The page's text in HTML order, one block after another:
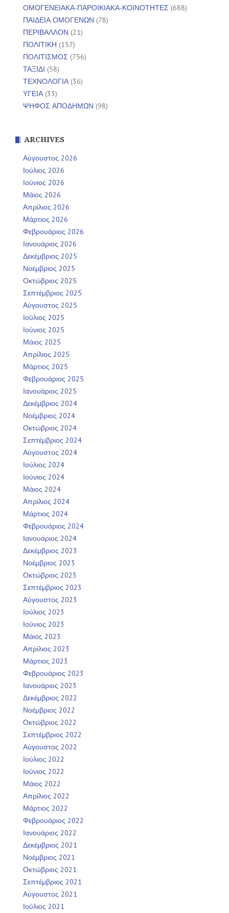
ΟΜΟΓΕΝΕΙΑΚΑ-ΠΑΡΟΙΚΙΑΚΑ-ΚΟΙΝΟΤΗΤΕΣ (688)
ΠΑΙΔΕΙΑ ΟΜΟΓΕΝΩΝ (78)
ΠΕΡΙΒΑΛΛΟΝ (21)
ΠΟΛΙΤΙΚΗ (157)
ΠΟΛΙΤΙΣΜΟΣ (756)
ΤΑΞΙΔΙ (58)
ΤΕΧΝΟΛΟΓΙΑ(36)
ΥΓΕΙΑ(33)
ΨΗΦΟΣ ΑΠΟΔΗΜΩΝ (98)
ARCHIVES
Αύγουστος 2026
Ιούλιος 2026
Ιούνιος 2026
Μάιος 2026
Απρίλιος 2026
Μάρτιος 2026
Φεβρουάριος 2026
Ιανουάριος 2026
Δεκέμβριος 2025
Νοέμβριος 2025
Οκτώβριος 2025
Σεπτέμβριος 2025
Αύγουστος 2025
Ιούλιος 2025
Ιούνιος 2025
Μάιος 2025
Απρίλιος 2025
Μάρτιος 2025
Φεβρουάριος 2025
Ιανουάριος 2025
Δεκέμβριος 2024
Νοέμβριος 2024
Οκτώβριος 2024
Σεπτέμβριος 2024
Αύγουστος 2024
Ιούλιος 2024
Ιούνιος 2024
Μάιος 2024
Απρίλιος 2024
Μάρτιος 2024
Φεβρουάριος 2024
Ιανουάριος 2024
Δεκέμβριος 2023
Νοέμβριος 2023
Οκτώβριος 2023
Σεπτέμβριος 2023
Αύγουστος 2023
Ιούλιος 2023
Ιούνιος 2023
Μάιος 2023
Απρίλιος 2023
Μάρτιος 2023
Φεβρουάριος 2023
Ιανουάριος 2023
Δεκέμβριος 2022
Νοέμβριος 2022
Οκτώβριος 2022
Σεπτέμβριος 2022
Αύγουστος 2022
Ιούλιος 2022
Ιούνιος 2022
Μάιος 2022
Απρίλιος 2022
Μάρτιος 2022
Φεβρουάριος 2022
Ιανουάριος 2022
Δεκέμβριος 2021
Νοέμβριος 2021
Οκτώβριος 2021
Σεπτέμβριος 2021
Αύγουστος 2021
Ιούλιος 2021